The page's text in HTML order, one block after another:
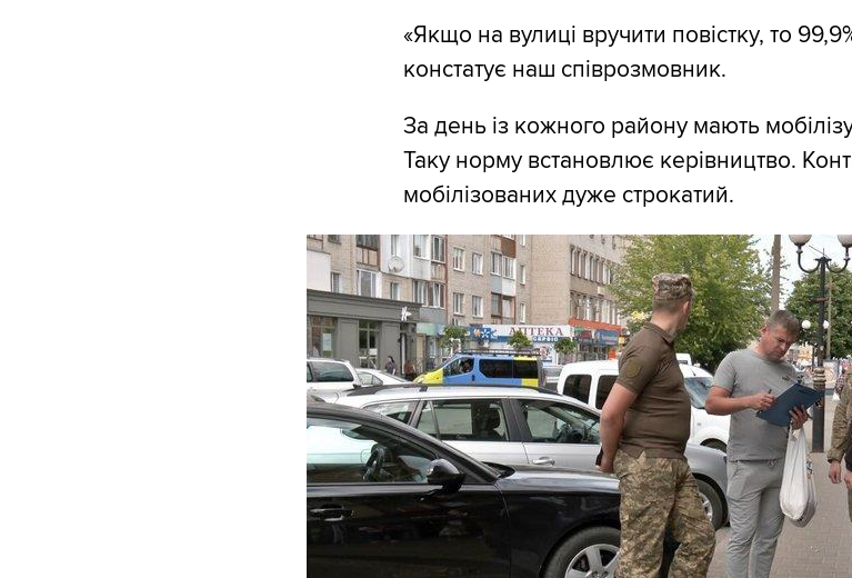
«Якщо на вулиці вручити повістку, то
констатує наш співрозмовник.
За день із кожного району мають
Таку норму встановлює керівництво.
мобілізованих дуже строкатий.